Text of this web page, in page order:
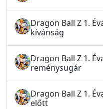
Dragon Ball Z 1.
kívánság
Dragon Ball Z 1.
reménysugár
Dragon Ball Z 1.
előtt